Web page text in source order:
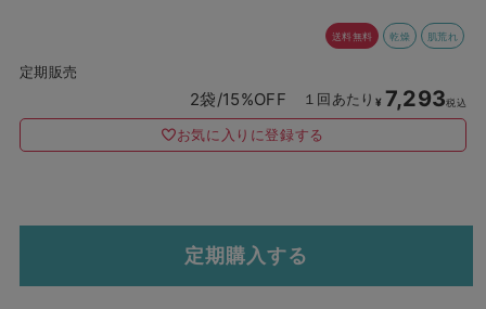
送料無料 乾燥 肌荒れ
定期販売
2袋/15%OFF １回あたり ¥ 7,293税込
お気に入りに登録する
定期購入する